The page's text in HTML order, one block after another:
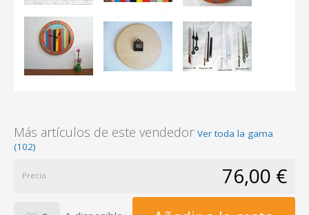
Más artículos de este vendedor Ver toda la gama
(102)
Precio 76,00 €